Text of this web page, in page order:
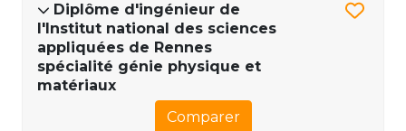
Diplôme d'ingénieur de
l'Institut national des sciences
appliquées de Rennes
spécialité génie physique et
matériaux
Comparer